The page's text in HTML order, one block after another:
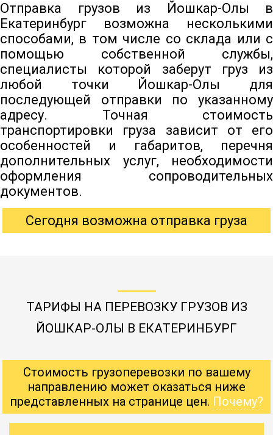
Отправка грузов из Йошкар-Олы в
Екатеринбург возможна несколькими
способами, в том числе со склада или с
помощью собственной службы,
специалисты которой заберут груз из
любой точки Йошкар-Олы для
последующей отправки по указанному
адресу. Точная стоимость
транспортировки груза зависит от его
особенностей и габаритов, перечня
дополнительных услуг, необходимости
оформления сопроводительных
документов.
Сегодня возможна отправка груза
ТАРИФЫ НА ПЕРЕВОЗКУ ГРУЗОВ ИЗ
ЙОШКАР-ОЛЫ В ЕКАТЕРИНБУРГ
Стоимость грузоперевозки по вашему
направлению может оказаться ниже
представленных на странице цен. Почему?